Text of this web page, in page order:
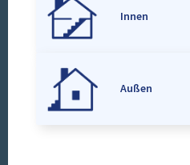
Innen
Außen